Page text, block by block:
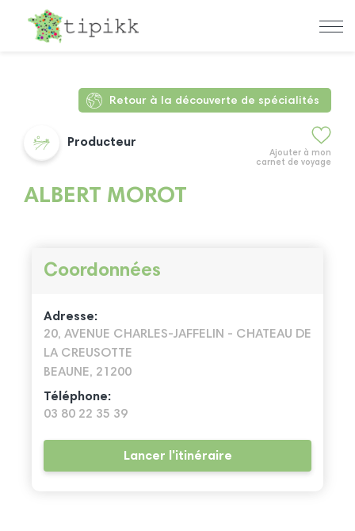
Retour à la découverte de spécialités
Ajouter à mon
carnet de voyage
Producteur
ALBERT MOROT
Coordonnées
Adresse:
20, AVENUE CHARLES-JAFFELIN - CHATEAU DE
LA CREUSOTTE
BEAUNE, 21200
Téléphone:
03 80 22 35 39
Lancer l'itinéraire